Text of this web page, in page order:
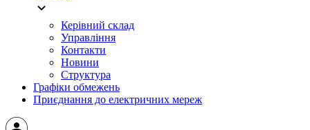
Керівний склад
Управління
Контакти
Новини
Структура
Графіки обмежень
Приєднання до електричних мереж